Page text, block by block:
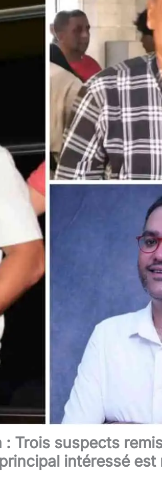
Trois suspects
intéressé est